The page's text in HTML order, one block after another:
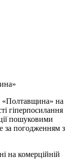
«Полтавщина» на
гіперпосилання
пошуковими
за погодженням з
на комерційній